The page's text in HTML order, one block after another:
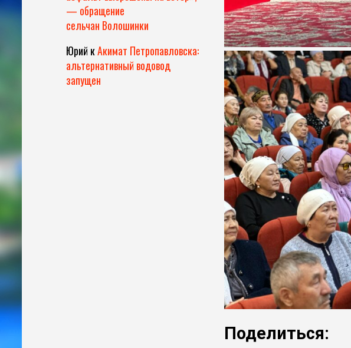
Поделиться:
— обращение
сельчан Волошинки
Юрий кАкимат Петропавловска:
альтернативный водовод
запущен